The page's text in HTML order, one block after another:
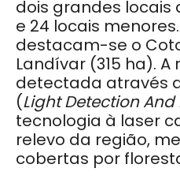
dois grandes
e 24 locais
destacam-se o
Landívar (315 ha). A
detectada através
(Light Detection
tecnologia à laser
relevo da região,
cobertas por